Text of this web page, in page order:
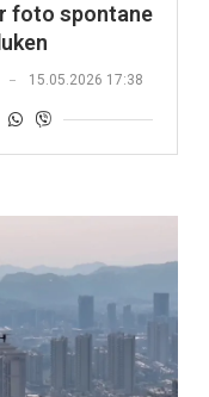
foto spontane
15.05.2026 17:38